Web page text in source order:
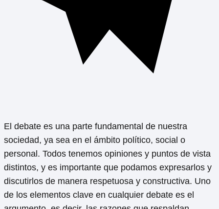
El debate es una parte fundamental de nuestra
sociedad, ya sea en el ámbito político, social o
personal. Todos tenemos opiniones y puntos de vista
distintos, y es importante que podamos expresarlos y
discutirlos de manera respetuosa y constructiva. Uno
de los elementos clave en cualquier debate es el